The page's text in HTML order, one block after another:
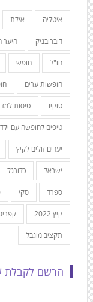
איטליה אילת
דוברובניק היער
חו"ל חופש
חופשות ערים
טוקיו טיסות
טיפים לחופשה עם
יעדים זולים לקיץ
ישראל כדורגל
ספרד סקי
קיץ 2022
תקציב מוגבל
הרשם לקבלת